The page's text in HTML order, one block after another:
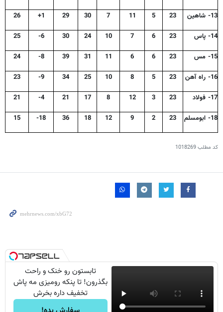
13- شاهین 23
5
11
7
30
29
1+
26
14- پاس 23
6
7
10
24
30
6-
25
15- مس 23
6
6
11
31
39
8-
24
16- راه آهن 23
5
8
10
25
34
9-
23
17- فولاد 23
3
12
8
17
21
4-
21
18- ابومسلم 23
2
9
12
18
36
18-
15
کد مطلب1018269
تابستون رو خنک و راحت
بگذرون! تا پنکه رومیزی مه پاش
تخفیف داره بخرش